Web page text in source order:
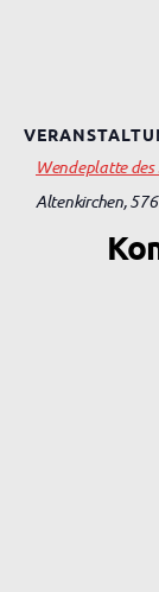
Wendeplatte
Altenkirchen,